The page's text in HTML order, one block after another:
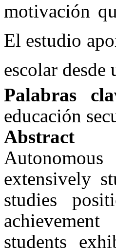
motivación
El estudio
escolar desde
Palabras
educación
Abstract
extensively
studies
students